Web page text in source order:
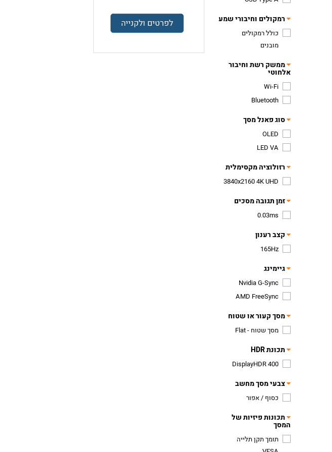
רמקולים וחיבורי שמע
כולל רמקולים
מובנים
ממשק רשת וחיבור
אלחוטי
Wi-Fi
Bluetooth
סוג פאנל מסך
OLED
LED VA
רזולוציה מקסימלית
3840x2160 4K UHD
זמן תגובה מסכים
0.03ms
קצב רענון
165Hz
גיימינג
Nvidia G-Sync
AMD FreeSync
מסך קעור או שטוח
מסך שטוח - Flat
תכונת HDR
DisplayHDR 400
צבעי מסך מחשב
כסוף / אפור
תכונות פיזיות של
המסך
תומך תקן תלייה
לפרטים ולקנייה